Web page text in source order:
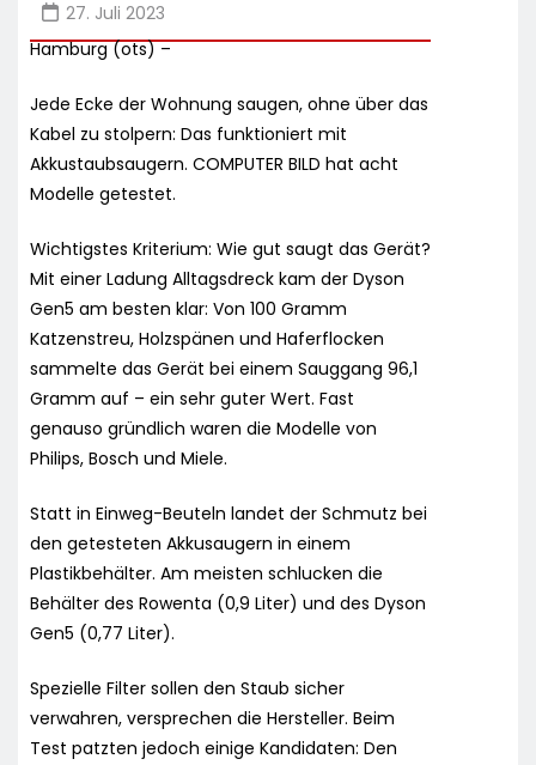
27. Juli 2023
Hamburg (ots) –
Jede Ecke der Wohnung saugen, ohne über das
Kabel zu stolpern: Das funktioniert mit
Akkustaubsaugern. COMPUTER BILD hat acht
Modelle getestet.
Wichtigstes Kriterium: Wie gut saugt das Gerät?
Mit einer Ladung Alltagsdreck kam der Dyson
Gen5 am besten klar: Von 100 Gramm
Katzenstreu, Holzspänen und Haferflocken
sammelte das Gerät bei einem Sauggang 96,1
Gramm auf – ein sehr guter Wert. Fast
genauso gründlich waren die Modelle von
Philips, Bosch und Miele.
Statt in Einweg-Beuteln landet der Schmutz bei
den getesteten Akkusaugern in einem
Plastikbehälter. Am meisten schlucken die
Behälter des Rowenta (0,9 Liter) und des Dyson
Gen5 (0,77 Liter).
Spezielle Filter sollen den Staub sicher
verwahren, versprechen die Hersteller. Beim
Test patzten jedoch einige Kandidaten: Den